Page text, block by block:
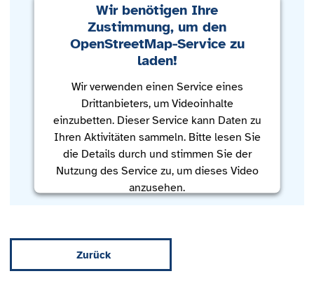
Wir benötigen Ihre
Zustimmung, um den
OpenStreetMap-Service zu
laden!
Wir verwenden einen Service eines
Drittanbieters, um Videoinhalte
einzubetten. Dieser Service kann Daten zu
Ihren Aktivitäten sammeln. Bitte lesen Sie
die Details durch und stimmen Sie der
Nutzung des Service zu, um dieses Video
anzusehen.
Zurück